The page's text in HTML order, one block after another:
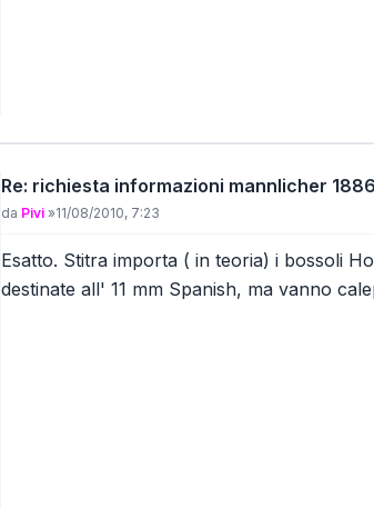
Re: richiesta informazioni mannlicher 1886
Messaggio
da Pivi »11/08/2010, 7:23
Esatto. Stitra importa ( in teoria) i bossoli
destinate all' 11 mm Spanish, ma vanno